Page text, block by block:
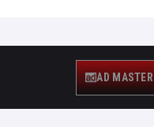
AD MASTER